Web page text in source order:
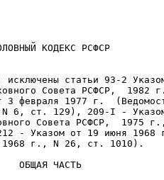
КОДЕКС РСФСР
исключены статьи 93-2
Совета РСФСР,
февраля 1977 г.
6, ст. 129), 209-I -
Совета РСФСР,
- Указом от 19 июня 1968
1968 г., N 26, ст. 1010).
ОБЩАЯ ЧАСТЬ